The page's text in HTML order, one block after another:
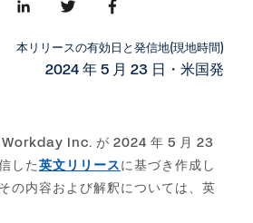
Share
LinkedIn
Share
Twitter
Share
Facebook
本リリースの有効日と発信地(現地時間)
2024 年 5 月 23 日・米国発
Workday Inc. が 2024 年 5 月 23
した英文リリースに基づき作成し
の内容および解釈については、英